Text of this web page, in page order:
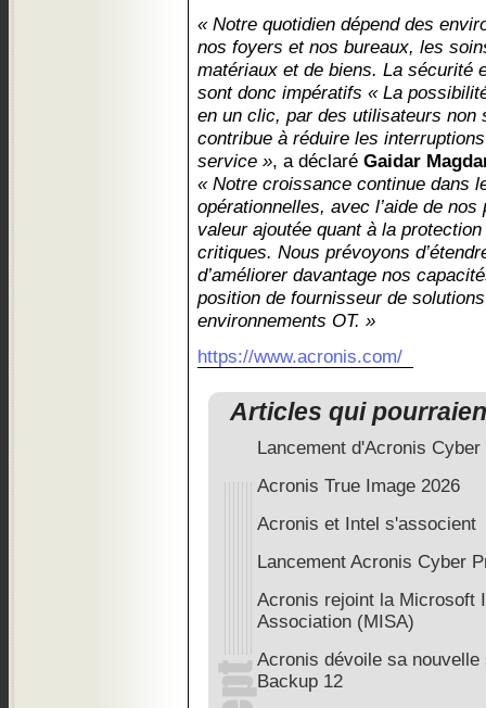
« Notre quotidien dépend des
nos foyers et nos bureaux, les
matériaux et de biens. La sécurité
sont donc impératifs « La
en un clic, par des utilisateurs non
contribue à réduire les
service », a déclaré Gaidar
« Notre croissance continue dans
opérationnelles, avec l’aide de
valeur ajoutée quant à la
critiques. Nous prévoyons
d’améliorer davantage nos
position de fournisseur de
environnements OT. »
https://www.acronis.com/
Articles qui
Lancement d'Acronis
Acronis True Image 2026
Acronis et Intel s'associent
Lancement Acronis Cyber
Acronis rejoint la Microsoft
Association (MISA)
Acronis dévoile sa
Backup 12